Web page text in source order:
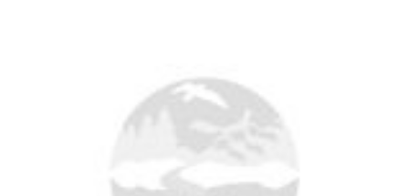
Νέα – Δημοσιότητα
Άξονες δράσης